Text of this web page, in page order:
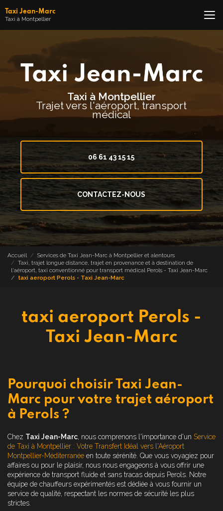
au
contenu
Taxi Jean-Marc
Taxi à Montpellier
Taxi à Montpellier
Trajet vers l'aéroport, transport
médical
06 61 43 15 15
CONTACTEZ-NOUS
Accueil
Services de Taxi Jean-Marc à Montpellier et alentours
Taxi, trajet longue distance, trajet en provenance et à destination de
l'aéroport, taxi conventionné pour transport médical Perols - Taxi Jean-Marc
taxi aeroport Perols - Taxi Jean-Marc
taxi aeroport Perols -
Taxi Jean-Marc
Pourquoi choisir Taxi Jean-
Marc pour votre trajet aéroport
à Perols ?
Chez Taxi Jean-Marc, nous comprenons l'importance d'un Service
de Taxi à Montpellier : Votre Transfert Idéal vers l'Aéroport
Montpellier-Méditerranée en toute sérénité. Que vous voyagiez pour
affaires ou pour le plaisir, nous nous engageons à vous offrir une
expérience de transport fluide et sans tracas depuis Perols. Notre
équipe de chauffeurs expérimentés est dédiée à vous fournir un
service de qualité, respectant les normes de sécurité les plus
strictes.